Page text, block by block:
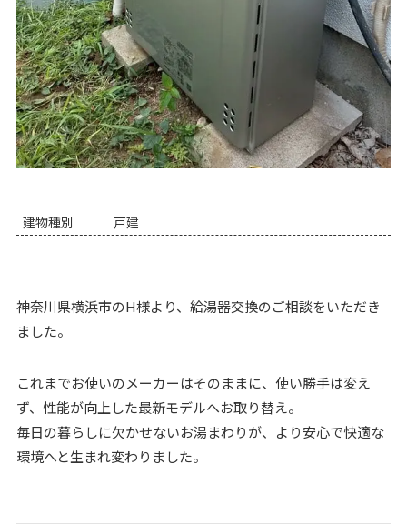
建物種別 戸建
神奈川県横浜市のH様より、給湯器交換のご相談をいただき
ました。
これまでお使いのメーカーはそのままに、使い勝手は変え
ず、性能が向上した最新モデルへお取り替え。
毎日の暮らしに欠かせないお湯まわりが、より安心で快適な
環境へと生まれ変わりました。